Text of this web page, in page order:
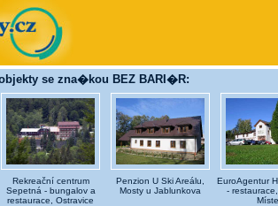
se zna�kou BEZ BARI�R:
Rekreační centrum
Sepetná - bungalov a
restaurace, Ostravice
Penzion U Ski Areálu,
Mosty u Jablunkova
EuroAgentur
-